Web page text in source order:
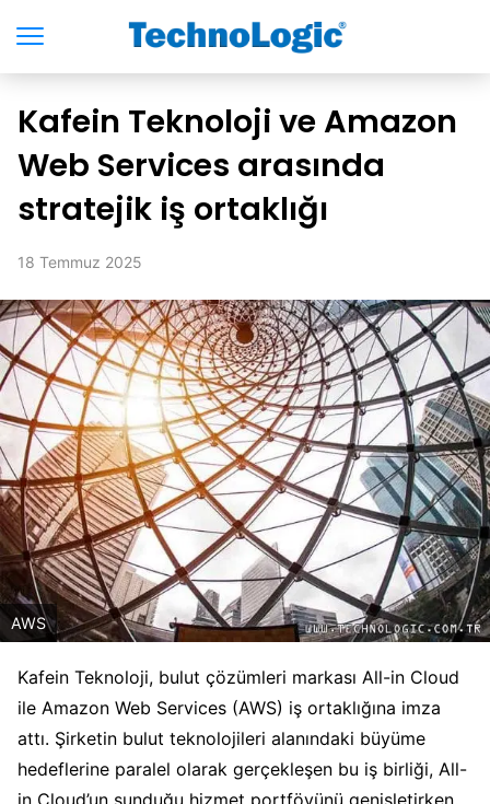
Kafein Teknoloji ve Amazon
Web Services arasında
stratejik iş ortaklığı
18 Temmuz 2025
AWS
Kafein Teknoloji, bulut çözümleri markası All-in Cloud
ile Amazon Web Services (AWS) iş ortaklığına imza
attı. Şirketin bulut teknolojileri alanındaki büyüme
hedeflerine paralel olarak gerçekleşen bu iş birliği, All-